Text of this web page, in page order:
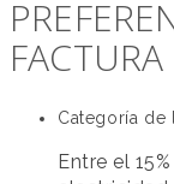
Categoría de
Entre el